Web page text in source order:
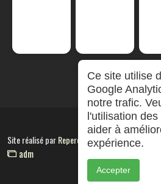
Site réalisé parRepereCom
adm
Ce site utilise
Google
notre trafic.
l'utilisation
aider à
expérience.
Accepter